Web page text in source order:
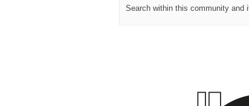
Search within this community and